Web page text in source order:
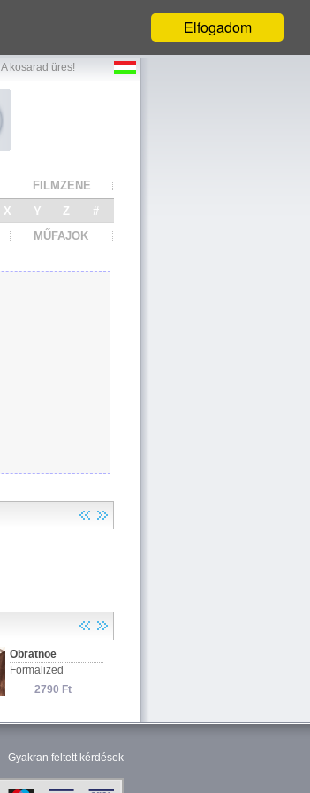
Elfogadom
A kosarad üres!
FILMZENE
X Y Z
#
MŰFAJOK
Gyakran feltett kérdések